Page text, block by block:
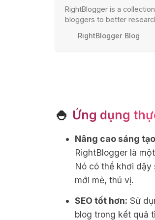
RightBlogger is a
bloggers to better
RightBlogger Blog
🍚 Ứng dụng
Nâng cao sáng
RightBlogger là
Nó có thể khơi
mới mẻ, thú vị.
SEO tốt hơn: Sử
blog trong kết quả